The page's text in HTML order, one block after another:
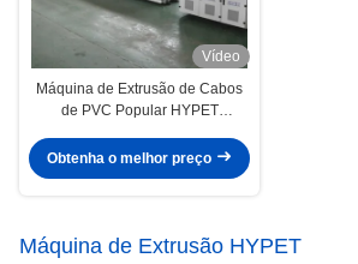
Vídeo
Máquina de Extrusão de Cabos
de PVC Popular HYPET
Perfuração e Máquina de
Obtenha o melhor preço
Máquina de Extrusão HYPET